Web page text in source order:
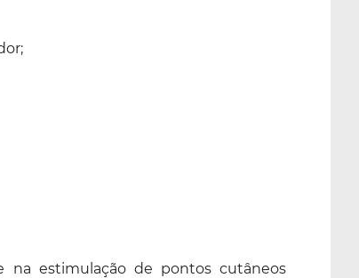
na estimulação de pontos cutâneos